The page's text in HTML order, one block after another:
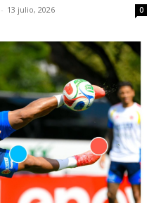
- 13 julio, 2026 0